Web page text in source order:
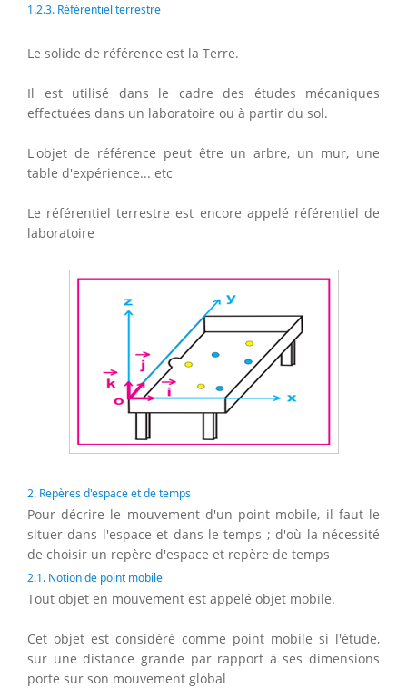
1.2.3. Référentiel terrestre
Le solide de référence est la Terre.
Il est utilisé dans le cadre des études mécaniques
effectuées dans un laboratoire ou à partir du sol.
L'objet de référence peut être un arbre, un mur, une
table d'expérience... etc
Le référentiel terrestre est encore appelé référentiel de
laboratoire
2. Repères d'espace et de temps
Pour décrire le mouvement d'un point mobile, il faut le
situer dans l'espace et dans le temps ; d'où la nécessité
de choisir un repère d'espace et repère de temps
2.1. Notion de point mobile
Tout objet en mouvement est appelé objet mobile.
Cet objet est considéré comme point mobile si l'étude,
sur une distance grande par rapport à ses dimensions
porte sur son mouvement global